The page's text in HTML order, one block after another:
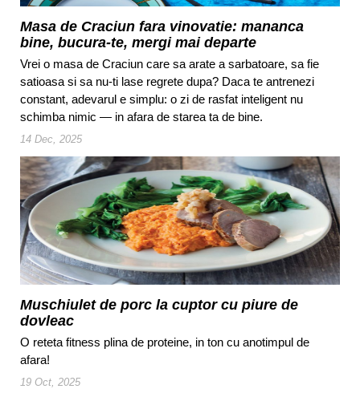
Masa de Craciun fara vinovatie: mananca
bine, bucura-te, mergi mai departe
Vrei o masa de Craciun care sa arate a sarbatoare, sa fie
satioasa si sa nu-ti lase regrete dupa? Daca te antrenezi
constant, adevarul e simplu: o zi de rasfat inteligent nu
schimba nimic — in afara de starea ta de bine.
14 Dec, 2025
Muschiulet de porc la cuptor cu piure de
dovleac
O reteta fitness plina de proteine, in ton cu anotimpul de
afara!
19 Oct, 2025